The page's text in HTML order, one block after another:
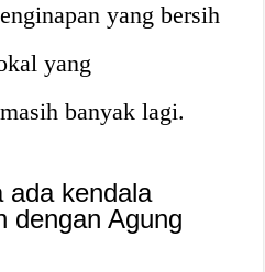
yang bersih
yang
banyak lagi.
ada kendala
dengan Agung